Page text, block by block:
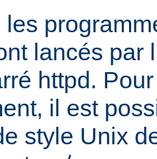
les
lancés par
httpd.
il est
style Unix